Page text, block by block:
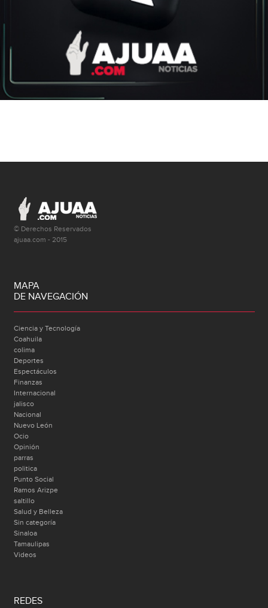
© Derechos Reservados
ajuaa.com - 2015
MAPA
DE NAVEGACIÓN
Ciencia y Tecnología
Coahuila
colima
Deportes
Espectáculos
Finanzas
Internacional
jalisco
Nacional
Nuevo León
Ocio
Opinión
parras
politica
Punto Social
Ramos Arizpe
saltillo
Salud y Belleza
Sin categoría
Sinaloa
Tamaulipas
Videos
REDES